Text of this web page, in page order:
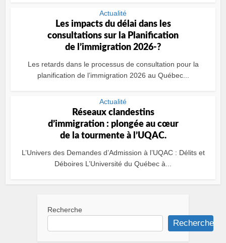
Actualité
Les impacts du délai dans les
consultations sur la Planification
de l’immigration 2026-?
Les retards dans le processus de consultation pour la
planification de l’immigration 2026 au Québec...
Actualité
Réseaux clandestins
d’immigration : plongée au cœur
de la tourmente à l’UQAC.
L’Univers des Demandes d’Admission à l’UQAC : Délits et
Déboires L’Université du Québec à...
Recherche
Recherche